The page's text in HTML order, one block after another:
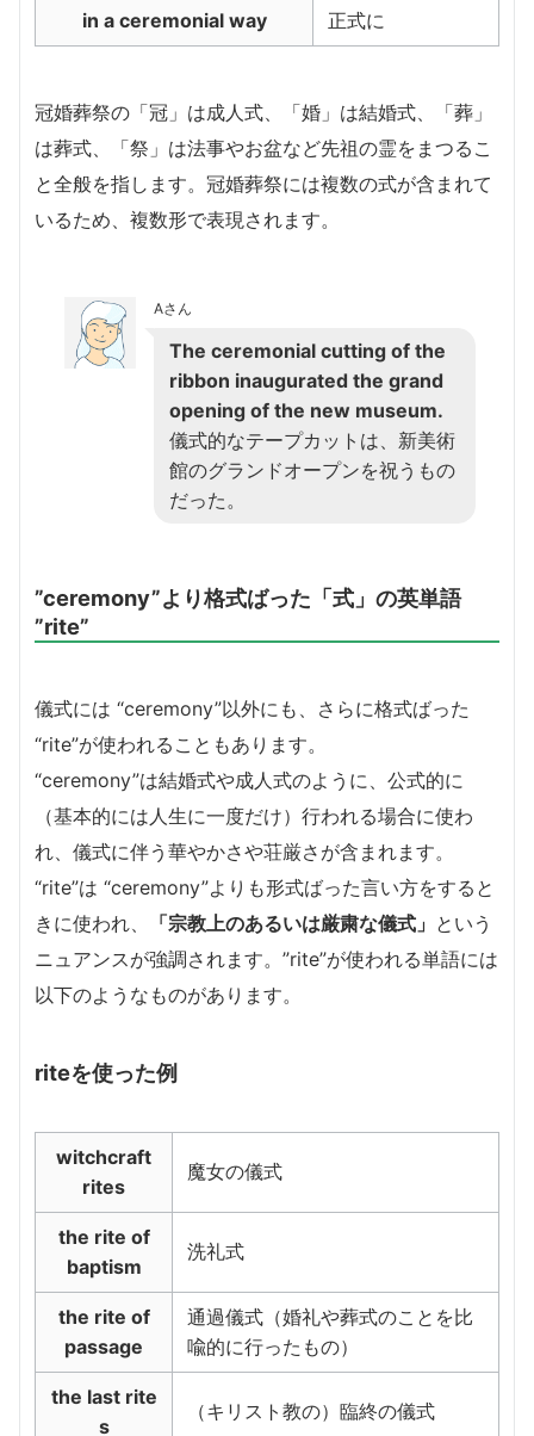
in a ceremonial way 正式に
冠婚葬祭の「冠」は成人式、「婚」は結婚式、「葬」
は葬式、「祭」は法事やお盆など先祖の霊をまつるこ
と全般を指します。冠婚葬祭には複数の式が含まれて
いるため、複数形で表現されます。
Aさん
The ceremonial cutting of the
ribbon inaugurated the grand
opening of the new museum.
儀式的なテープカットは、新美術
館のグランドオープンを祝うもの
だった。
”ceremony”より格式ばった「式」の英単語
”rite”
儀式には “ceremony”以外にも、さらに格式ばった
“rite”が使われることもあります。
“ceremony”は結婚式や成人式のように、公式的に
（基本的には人生に一度だけ）行われる場合に使わ
れ、儀式に伴う華やかさや荘厳さが含まれます。
“rite”は “ceremony”よりも形式ばった言い方をすると
きに使われ、
「宗教上のあるいは厳粛な儀式」 という
ニュアンスが強調されます。”rite”が使われる単語には
以下のようなものがあります。
riteを使った例
witchcraft
rites
魔女の儀式
the rite of
baptism
洗礼式
the rite of
passage
通過儀式（婚礼や葬式のことを比
喩的に行ったもの）
the last rite
s
（キリスト教の）臨終の儀式